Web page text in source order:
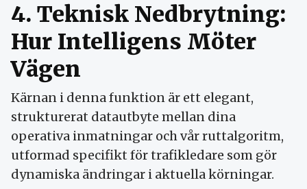
4. Teknisk Nedbrytning:
Hur Intelligens Möter
Vägen
Kärnan i denna funktion är ett elegant,
strukturerat datautbyte mellan dina
operativa inmatningar och vår ruttalgoritm,
utformad specifikt för trafikledare som gör
dynamiska ändringar i aktuella körningar.